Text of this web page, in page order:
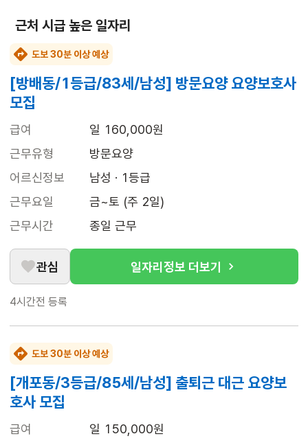
근처 시급 높은 일자리
도보 30분 이상 예상
[방배동/1등급/83세/남성] 방문요양 요양보호사
모집
급여
일 160,000원
근무유형
방문요양
어르신정보
남성 · 1등급
근무요일
금~토 (주 2일)
근무시간
종일 근무
관심 일자리정보 더보기
4시간전 등록
도보 30분 이상 예상
[개포동/3등급/85세/남성] 출퇴근 대근 요양보
호사 모집
급여
일 150,000원